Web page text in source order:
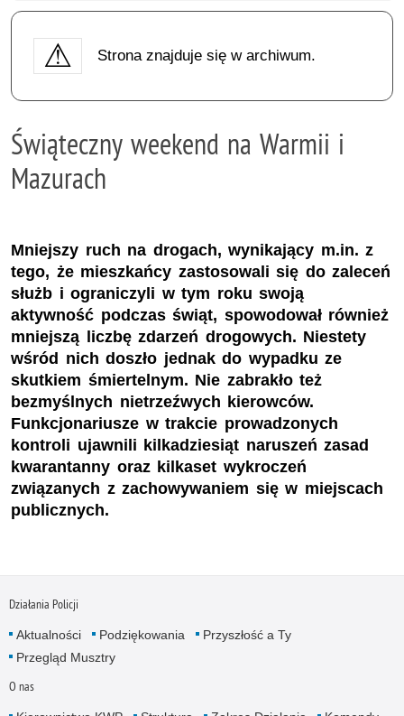
Strona znajduje się w archiwum.
Świąteczny weekend na Warmii i
Mazurach
Mniejszy ruch na drogach, wynikający m.in. z
tego, że mieszkańcy zastosowali się do zaleceń
służb i ograniczyli w tym roku swoją
aktywność podczas świąt, spowodował również
mniejszą liczbę zdarzeń drogowych. Niestety
wśród nich doszło jednak do wypadku ze
skutkiem śmiertelnym. Nie zabrakło też
bezmyślnych nietrzeźwych kierowców.
Funkcjonariusze w trakcie prowadzonych
kontroli ujawnili kilkadziesiąt naruszeń zasad
kwarantanny oraz kilkaset wykroczeń
związanych z zachowywaniem się w miejscach
publicznych.
Działania Policji
Aktualności Podziękowania
Przyszłość a Ty
Przegląd Musztry
O nas